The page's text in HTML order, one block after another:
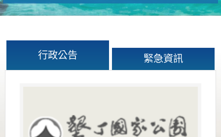
行政公告 緊急資訊